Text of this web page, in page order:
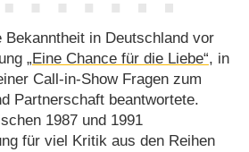
Bekanntheit in Deutschland vor
„Eine Chance für die Liebe“, in
Call-in-Show Fragen zum
Partnerschaft beantwortete.
1987 und 1991
für viel Kritik aus den Reihen